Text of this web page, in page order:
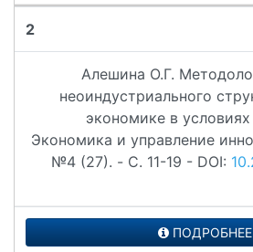
2
Алешина О.Г.
неоиндустриального
экономике в
Экономика и управление
№4 (27). - C. 11-19 - DOI:
ПОДРОБНЕЕ